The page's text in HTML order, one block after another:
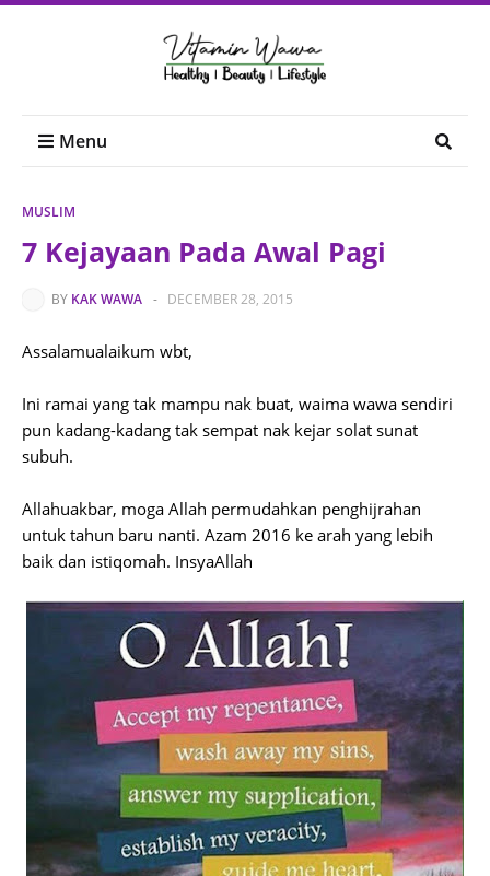
Menu
MUSLIM
7 Kejayaan Pada Awal Pagi
BY KAK WAWA - DECEMBER 28, 2015
Assalamualaikum wbt,
Ini ramai yang tak mampu nak buat, waima wawa sendiri
pun kadang-kadang tak sempat nak kejar solat sunat
subuh.
Allahuakbar, moga Allah permudahkan penghijrahan
untuk tahun baru nanti. Azam 2016 ke arah yang lebih
baik dan istiqomah. InsyaAllah